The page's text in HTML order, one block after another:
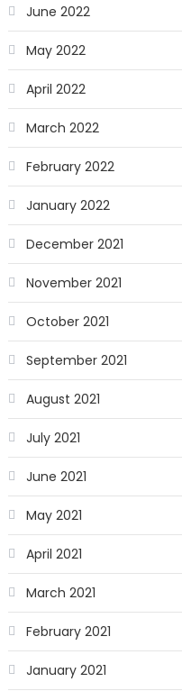
June 2022
May 2022
April 2022
March 2022
February 2022
January 2022
December 2021
November 2021
October 2021
September 2021
August 2021
July 2021
June 2021
May 2021
April 2021
March 2021
February 2021
January 2021